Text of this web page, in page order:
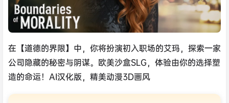
在【道德的界限】中，你将扮演初入职场的艾玛，探索一家
公司隐藏的秘密与阴谋。欧美沙盒SLG，体验由你的选择塑
造的命运！AI汉化版，精美动漫3D画风